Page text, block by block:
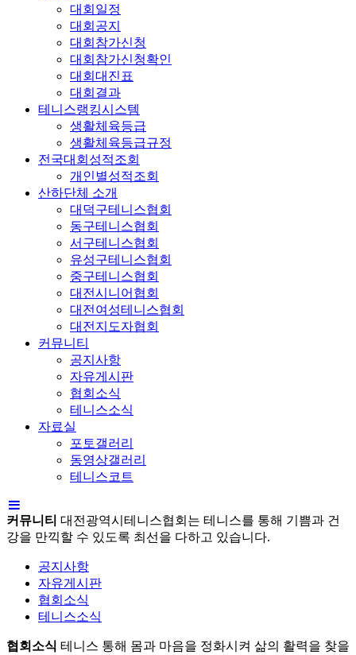
대회일정
대회공지
대회참가신청
대회참가신청확인
대회대진표
대회결과
테니스랭킹시스템
생활체육등급
생활체육등급규정
전국대회성적조회
개인별성적조회
산하단체 소개
대덕구테니스협회
동구테니스협회
서구테니스협회
유성구테니스협회
중구테니스협회
대전시니어협회
대전여성테니스협회
대전지도자협회
커뮤니티
공지사항
자유게시판
협회소식
테니스소식
자료실
포토갤러리
동영상갤러리
테니스코트
커뮤니티 대전광역시테니스협회는 테니스를 통해 기쁨과 건
강을 만끽할 수 있도록 최선을 다하고 있습니다.
공지사항
자유게시판
협회소식
테니스소식
협회소식 테니스 통해 몸과 마음을 정화시켜 삶의 활력을 찾을